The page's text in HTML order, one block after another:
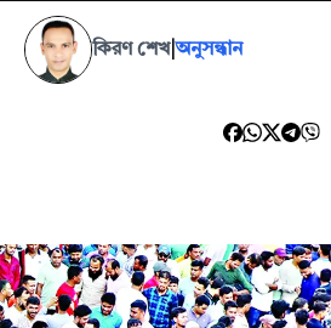
কিরণ শেখ|অনুসন্ধান